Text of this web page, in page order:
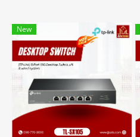
New